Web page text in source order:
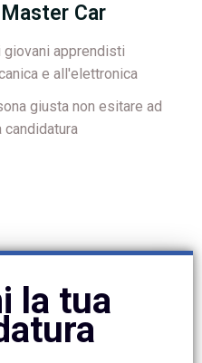
Car
giovani apprendisti
e all'elettronica
giusta non esitare ad
candidatura
la tua